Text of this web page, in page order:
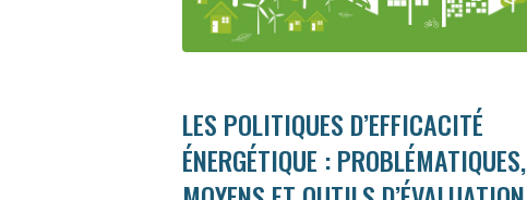
LES POLITIQUES D’EFFICACITÉ
ÉNERGÉTIQUE : PROBLÉMATIQUES,